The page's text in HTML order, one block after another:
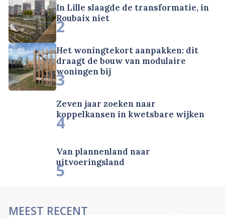
In Lille slaagde de transformatie, in
Roubaix niet
2
Het woningtekort aanpakken: dit
draagt de bouw van modulaire
woningen bij
3
Zeven jaar zoeken naar
koppelkansen in kwetsbare wijken
4
Van plannenland naar
uitvoeringsland
5
MEEST RECENT